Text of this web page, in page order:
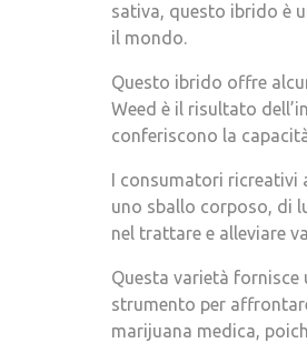
sativa, questo ibrido è
il mondo.
Questo ibrido offre
Weed è il risultato
conferiscono la
I consumatori ricreativi
uno sballo corposo, di
nel trattare e alleviare
Questa varietà
strumento per
marijuana medica,